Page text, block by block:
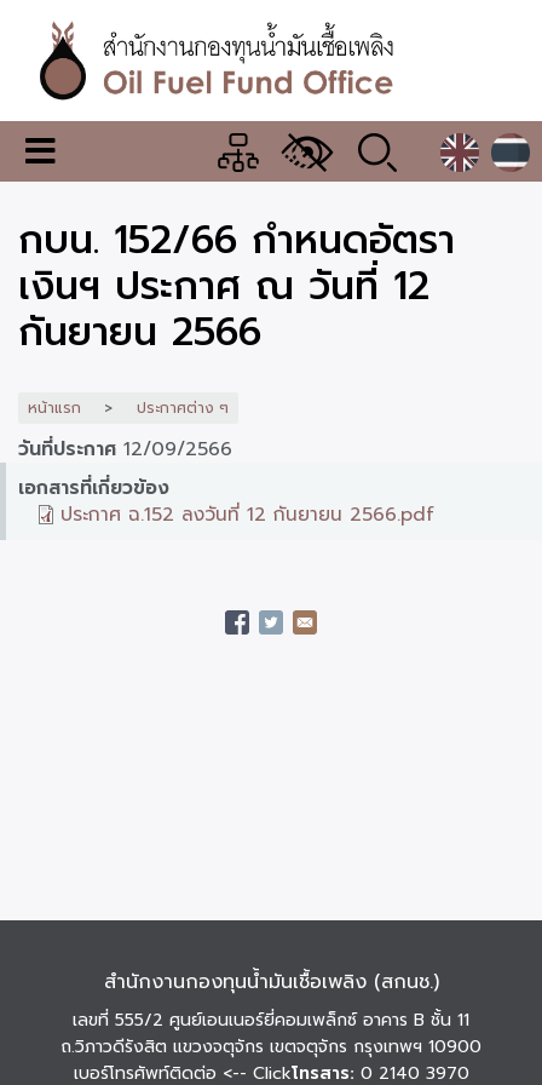
เนื้อหา
หลักสำนักงาน
กองทุน
น้ำมัน
เชื้อ
เพลิง
เมนู
เปลี่ยน
แสดง
ผล
กบน. 152/66 กำหนดอัตรา
เงินฯ ประกาศ ณ วันที่ 12
กันยายน 2566
หน้าแรก ประกาศต่าง ๆ
วันที่ประกาศ 12/09/2566
เอกสารที่เกี่ยวข้อง
ประกาศ ฉ.152 ลงวันที่ 12 กันยายน 2566.pdf
สำนักงานกองทุนน้ำมันเชื้อเพลิง (สกนช.)
เลขที่ 555/2 ศูนย์เอนเนอร์ยี่คอมเพล็กซ์ อาคาร B ชั้น 11
ถ.วิภาวดีรังสิต แขวงจตุจักร เขตจตุจักร กรุงเทพฯ 10900
เบอร์โทรศัพท์ติดต่อ <-- Clickโทรสาร: 0 2140 3970